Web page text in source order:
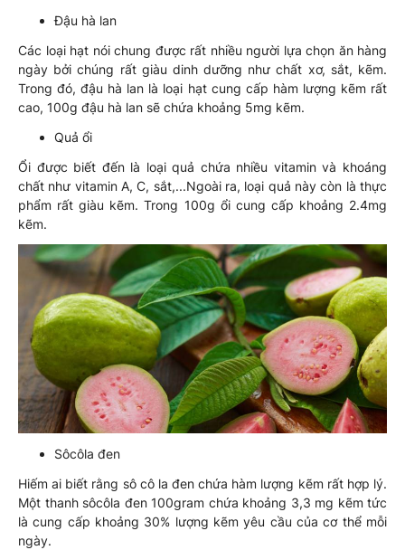
Đậu hà lan
Các loại hạt nói chung được rất nhiều người lựa chọn ăn hàng
ngày bởi chúng rất giàu dinh dưỡng như chất xơ, sắt, kẽm.
Trong đó, đậu hà lan là loại hạt cung cấp hàm lượng kẽm rất
cao, 100g đậu hà lan sẽ chứa khoảng 5mg kẽm.
Quả ổi
Ổi được biết đến là loại quả chứa nhiều vitamin và khoáng
chất như vitamin A, C, sắt,...Ngoài ra, loại quả này còn là thực
phẩm rất giàu kẽm. Trong 100g ổi cung cấp khoảng 2.4mg
kẽm.
Sôcôla đen
Hiếm ai biết rằng sô cô la đen chứa hàm lượng kẽm rất hợp lý.
Một thanh sôcôla đen 100gram chứa khoảng 3,3 mg kẽm tức
là cung cấp khoảng 30% lượng kẽm yêu cầu của cơ thể mỗi
ngày.